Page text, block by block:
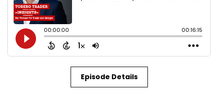
Episode Details